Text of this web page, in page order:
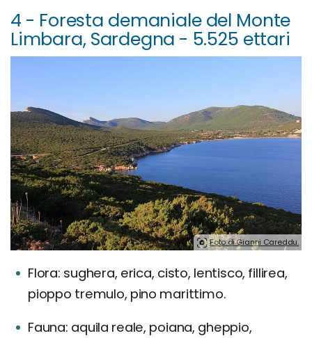
4 - Foresta demaniale del Monte
Limbara, Sardegna - 5.525 ettari
Foto di Gianni Careddu.
Flora: sughera, erica, cisto, lentisco, fillirea,
pioppo tremulo, pino marittimo.
Fauna: aquila reale, poiana, gheppio,